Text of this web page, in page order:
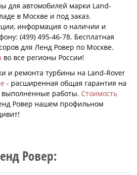
для автомобилей марки Land-
в Москве и под заказ.
информация о наличии и
(499) 495-46-78. Бесплатная
для Ленд Ровер по Москве.
во все регионы России!
и ремонта турбины на Land-Rover
- расширенная общая гарантия на
выполненные работы. Стоимость
Ровер нашем профильном
Ровер: